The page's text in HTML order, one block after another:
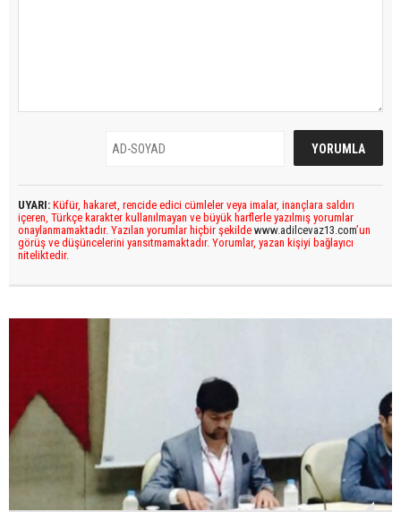
UYARI: Küfür, hakaret, rencide edici cümleler veya imalar, inançlara saldırı
içeren, Türkçe karakter kullanılmayan ve büyük harflerle yazılmış yorumlar
onaylanmamaktadır. Yazılan yorumlar hiçbir şekilde www.adilcevaz13.com’un
görüş ve düşüncelerini yansıtmamaktadır. Yorumlar, yazan kişiyi bağlayıcı
niteliktedir.